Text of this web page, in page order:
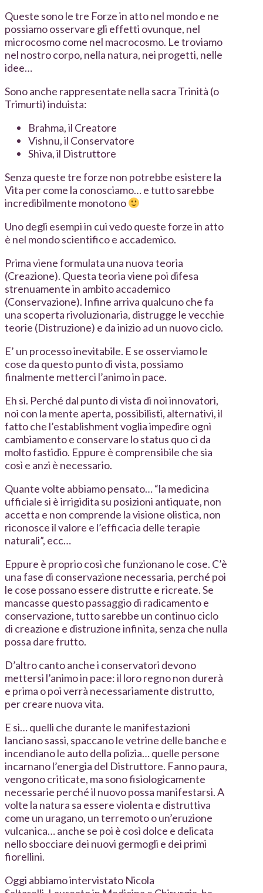
Queste sono le tre Forze in atto nel mondo e ne
possiamo osservare gli effetti ovunque, nel
microcosmo come nel macrocosmo. Le troviamo
nel nostro corpo, nella natura, nei progetti, nelle
idee…
Sono anche rappresentate nella sacra Trinità (o
Trimurti) induista:
Brahma, il Creatore
Vishnu, il Conservatore
Shiva, il Distruttore
Senza queste tre forze non potrebbe esistere la
Vita per come la conosciamo… e tutto sarebbe
incredibilmente monotono
Uno degli esempi in cui vedo queste forze in atto
è nel mondo scientifico e accademico.
Prima viene formulata una nuova teoria
(Creazione). Questa teoria viene poi difesa
strenuamente in ambito accademico
(Conservazione). Infine arriva qualcuno che fa
una scoperta rivoluzionaria, distrugge le vecchie
teorie (Distruzione) e da inizio ad un nuovo ciclo.
E’ un processo inevitabile. E se osserviamo le
cose da questo punto di vista, possiamo
finalmente metterci l’animo in pace.
Eh sì. Perché dal punto di vista di noi innovatori,
noi con la mente aperta, possibilisti, alternativi, il
fatto che l’establishment voglia impedire ogni
cambiamento e conservare lo status quo ci da
molto fastidio. Eppure è comprensibile che sia
così e anzi è necessario.
Quante volte abbiamo pensato… “la medicina
ufficiale si è irrigidita su posizioni antiquate, non
accetta e non comprende la visione olistica, non
riconosce il valore e l’efficacia delle terapie
naturali”, ecc…
Eppure è proprio così che funzionano le cose. C’è
una fase di conservazione necessaria, perché poi
le cose possano essere distrutte e ricreate. Se
mancasse questo passaggio di radicamento e
conservazione, tutto sarebbe un continuo ciclo
di creazione e distruzione infinita, senza che nulla
possa dare frutto.
D’altro canto anche i conservatori devono
mettersi l’animo in pace: il loro regno non durerà
e prima o poi verrà necessariamente distrutto,
per creare nuova vita.
E sì… quelli che durante le manifestazioni
lanciano sassi, spaccano le vetrine delle banche e
incendiano le auto della polizia… quelle persone
incarnano l’energia del Distruttore. Fanno paura,
vengono criticate, ma sono fisiologicamente
necessarie perché il nuovo possa manifestarsi. A
volte la natura sa essere violenta e distruttiva
come un uragano, un terremoto o un’eruzione
vulcanica… anche se poi è così dolce e delicata
nello sbocciare dei nuovi germogli e dei primi
fiorellini.
Oggi abbiamo intervistato Nicola